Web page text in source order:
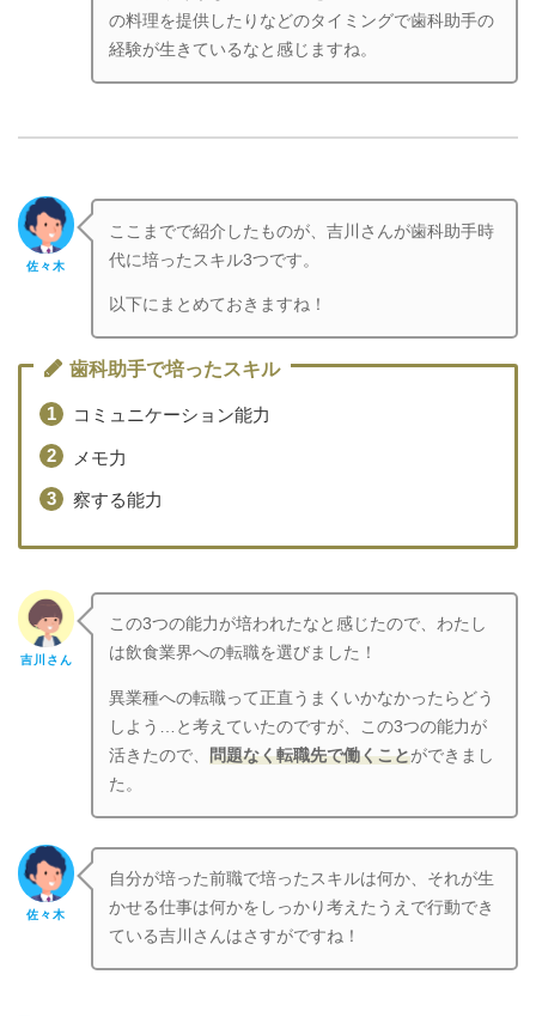
の料理を提供したりなどのタイミングで歯科助手の
経験が生きているなと感じますね。
佐々木
ここまでで紹介したものが、吉川さんが歯科助手時
代に培ったスキル3つです。
以下にまとめておきますね！
歯科助手で培ったスキル
コミュニケーション能力
メモ力
察する能力
吉川さん
この3つの能力が培われたなと感じたので、わたし
は飲食業界への転職を選びました！
異業種への転職って正直うまくいかなかったらどう
しよう…と考えていたのですが、この3つの能力が
活きたので、問題なく転職先で働くことができまし
た。
佐々木
自分が培った前職で培ったスキルは何か、それが生
かせる仕事は何かをしっかり考えたうえで行動でき
ている吉川さんはさすがですね！